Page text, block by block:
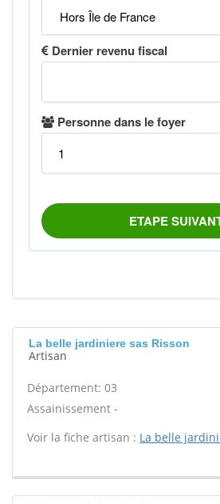
La belle jardiniere sas Risson
Artisan
Département: 03
Assainissement -
Voir la fiche artisan : La belle